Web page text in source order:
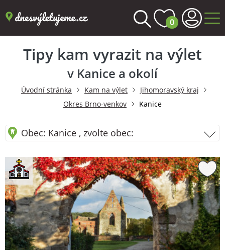
0
Tipy kam vyrazit na výlet
v Kanice a okolí
Úvodní stránka Kam na výlet
Jihomoravský kraj
Okres Brno-venkov
Kanice
Obec: Kanice , zvolte obec: